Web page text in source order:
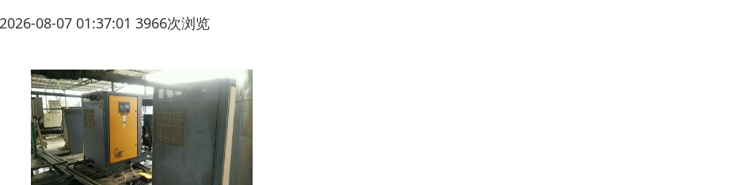
2026-08-07 01:37:01 3966次浏览